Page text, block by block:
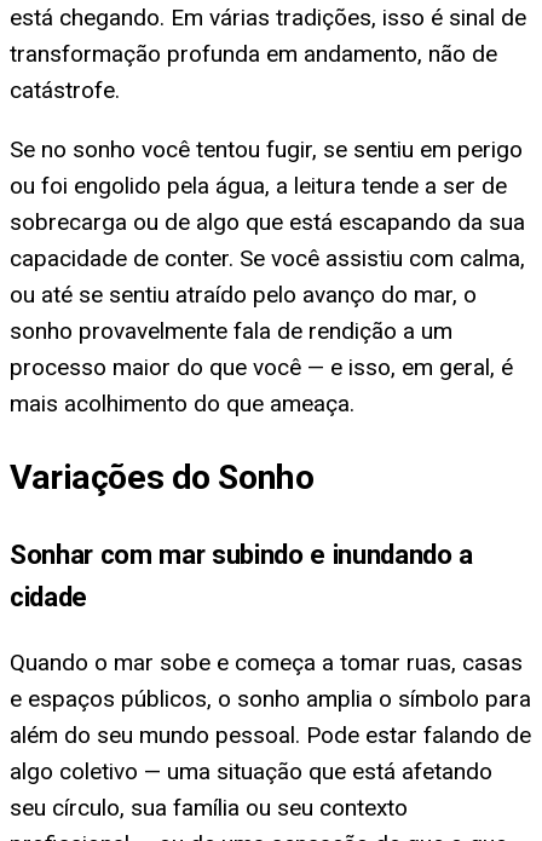
está chegando. Em várias tradições, isso é sinal de
transformação profunda em andamento, não de
catástrofe.
Se no sonho você tentou fugir, se sentiu em perigo
ou foi engolido pela água, a leitura tende a ser de
sobrecarga ou de algo que está escapando da sua
capacidade de conter. Se você assistiu com calma,
ou até se sentiu atraído pelo avanço do mar, o
sonho provavelmente fala de rendição a um
processo maior do que você — e isso, em geral, é
mais acolhimento do que ameaça.
Variações do Sonho
Sonhar com mar subindo e inundando a
cidade
Quando o mar sobe e começa a tomar ruas, casas
e espaços públicos, o sonho amplia o símbolo para
além do seu mundo pessoal. Pode estar falando de
algo coletivo — uma situação que está afetando
seu círculo, sua família ou seu contexto